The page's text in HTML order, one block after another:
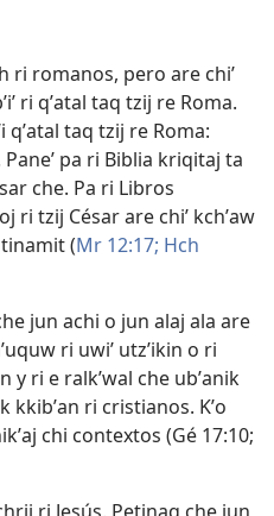
ri romanos, pero are chiʼ
ri qʼatal taq tzij re Roma.
qʼatal taq tzij re Roma:
pa ri Biblia kriqitaj ta
che. Pa ri Libros
ri tzij César are chiʼ kchʼaw
(Mr 12:17; Hch
jun achi o jun alaj ala are
ri uwiʼ utzʼikin o ri
y ri e ralkʼwal che ubʼanik
kkibʼan ri cristianos. Kʼo
chi contextos (Gé 17:10;